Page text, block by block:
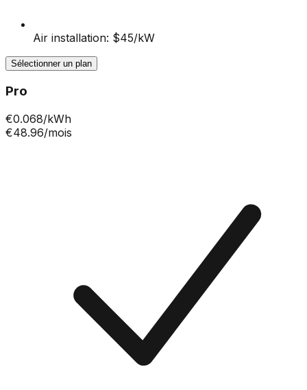
Air installation: $45/kW
Sélectionner un plan
Pro
€0.068/kWh
€48.96/mois